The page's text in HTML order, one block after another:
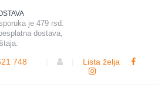
je 479 rsd.
dostava,
748 Lista želja